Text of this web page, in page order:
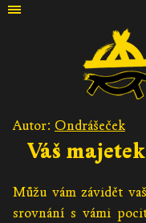
Autor: Ondrášeček
Váš
Můžu vám závidět
srovnání s vámi